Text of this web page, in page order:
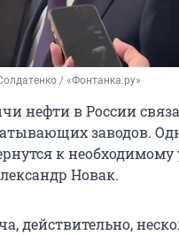
/ «Фонтанка.ру»
нефти в России
заводов.
к
Новак.
действительно,